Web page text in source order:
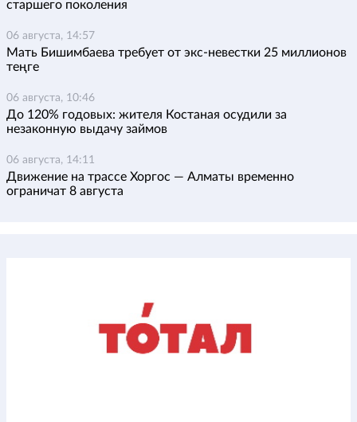
старшего поколения
06 августа, 14:57
Мать Бишимбаева требует от экс-невестки 25 миллионов
теңге
06 августа, 10:46
До 120% годовых: жителя Костаная осудили за
незаконную выдачу займов
06 августа, 14:11
Движение на трассе Хоргос — Алматы временно
ограничат 8 августа